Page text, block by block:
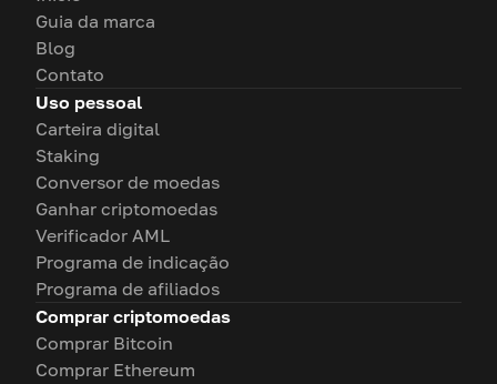
Guia da marca
Blog
Contato
Uso pessoal
Carteira digital
Staking
Conversor de moedas
Ganhar criptomoedas
Verificador AML
Programa de indicação
Programa de afiliados
Comprar criptomoedas
Comprar Bitcoin
Comprar Ethereum